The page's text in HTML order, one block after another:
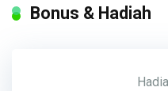
Bonus & Hadiah